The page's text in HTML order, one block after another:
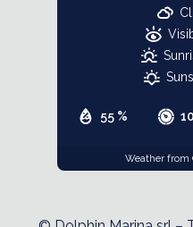
55 %
Weather from